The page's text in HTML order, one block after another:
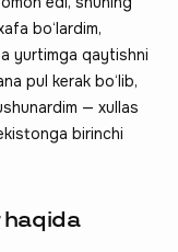
bo‘lardim,
yurtimga qaytishni
pul kerak bo‘lib,
— xullas
birinchi
haqida